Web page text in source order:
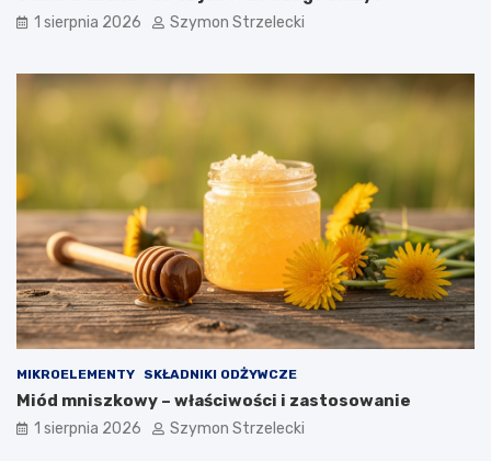
1 sierpnia 2026 Szymon Strzelecki
MIKROELEMENTY SKŁADNIKI ODŻYWCZE
Miód mniszkowy – właściwości i zastosowanie
1 sierpnia 2026 Szymon Strzelecki